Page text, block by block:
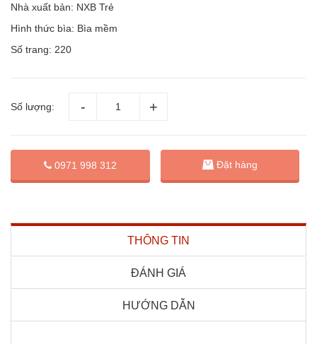
Nhà xuất bản: NXB Trẻ
Hình thức bìa: Bìa mềm
Số trang: 220
Số lượng:
0971 998 312 Đặt hàng
THÔNG TIN
ĐÁNH GIÁ
HƯỚNG DẪN